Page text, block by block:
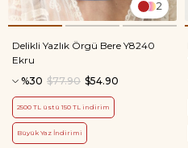
2
Delikli Yazlık Örgü Bere Y8240
Ekru
%30
$54.90
$77.90
2500 TL üstü 150 TL indirim
Büyük Yaz İndirimi